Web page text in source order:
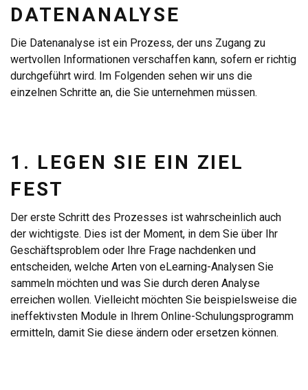
DATENANALYSE
Die Datenanalyse ist ein Prozess, der uns Zugang zu
wertvollen Informationen verschaffen kann, sofern er richtig
durchgeführt wird. Im Folgenden sehen wir uns die
einzelnen Schritte an, die Sie unternehmen müssen.
1. LEGEN SIE EIN ZIEL
FEST
Der erste Schritt des Prozesses ist wahrscheinlich auch
der wichtigste. Dies ist der Moment, in dem Sie über Ihr
Geschäftsproblem oder Ihre Frage nachdenken und
entscheiden, welche Arten von eLearning-Analysen Sie
sammeln möchten und was Sie durch deren Analyse
erreichen wollen. Vielleicht möchten Sie beispielsweise die
ineffektivsten Module in Ihrem Online-Schulungsprogramm
ermitteln, damit Sie diese ändern oder ersetzen können.